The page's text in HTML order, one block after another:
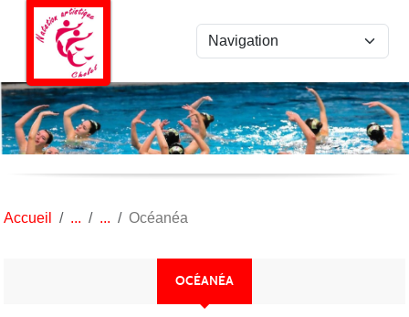
Accueil Océanéa
OCÉANÉA
Panneau de gestion des cookies